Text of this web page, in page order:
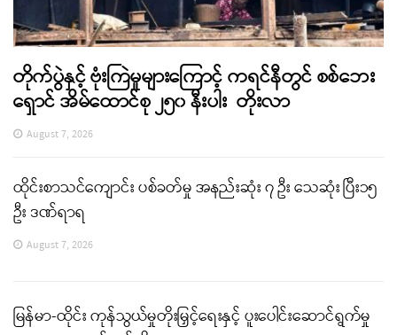
တိုက်ပွဲနှင့် ဗုံးကြဲမှုများကြောင့် ကရင်နီတွင် စစ်ဘေး
ရှောင် အိမ်ထောင်စု ၂၅၀ နီးပါး တိုးလာ
August 7, 2026
ထိုင်းစာသင်ကျောင်း ပစ်ခတ်မှု အနည်းဆုံး ၇ ဦး သေဆုံး ပြီး၁၅
ဦး ဒဏ်ရာရ
August 7, 2026
မြန်မာ-ထိုင်း ကုန်သွယ်မှုတိုးမြှင့်ရေးနှင့် ပူးပေါင်းဆောင်ရွက်မှု